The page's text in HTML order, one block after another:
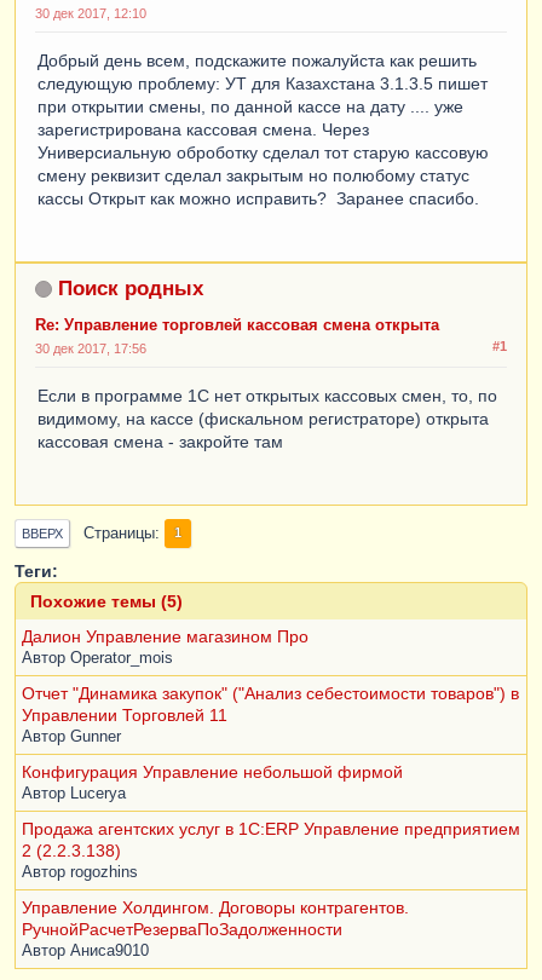
30 дек 2017, 12:10
Добрый день всем, подскажите пожалуйста как решить
следующую проблему: УТ для Казахстана 3.1.3.5 пишет
при открытии смены, по данной кассе на дату .... уже
зарегистрирована кассовая смена. Через
Универсиальную оброботку сделал тот старую кассовую
смену реквизит сделал закрытым но полюбому статус
кассы Открыт как можно исправить? Заранее спасибо.
Поиск родных
Re: Управление торговлей кассовая смена открыта
#1
30 дек 2017, 17:56
Если в программе 1С нет открытых кассовых смен, то, по
видимому, на кассе (фискальном регистраторе) открыта
кассовая смена - закройте там
ВВЕРХ Страницы 1
Теги:
Похожие темы (5)
Далион Управление магазином Про
Автор Operator_mois
Отчет "Динамика закупок" ("Анализ себестоимости товаров") в
Управлении Торговлей 11
Автор Gunner
Конфигурация Управление небольшой фирмой
Автор Lucerya
Продажа агентских услуг в 1С:ERP Управление предприятием
2 (2.2.3.138)
Автор rogozhins
Управление Холдингом. Договоры контрагентов.
РучнойРасчетРезерваПоЗадолженности
Автор Аниса9010